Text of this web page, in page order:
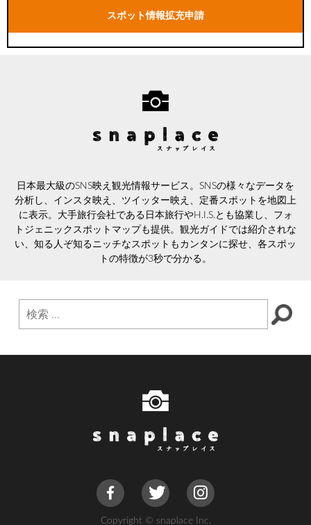
スポット情報拡充申請
日本最大級のSNS映え観光情報サービス。SNSの様々なデータを
分析し、インスタ映え、ツイッター映え、定番スポットを地図上
に表示。大手旅行会社である日本旅行やH.I.S.とも協業し、フォ
トジェニックスポットマップも提供。観光ガイドでは紹介されな
い、知る人ぞ知るニッチなスポットもカンタンに探せ、各スポッ
トの特徴が3秒で分かる。
Copyright © snaplace Inc.